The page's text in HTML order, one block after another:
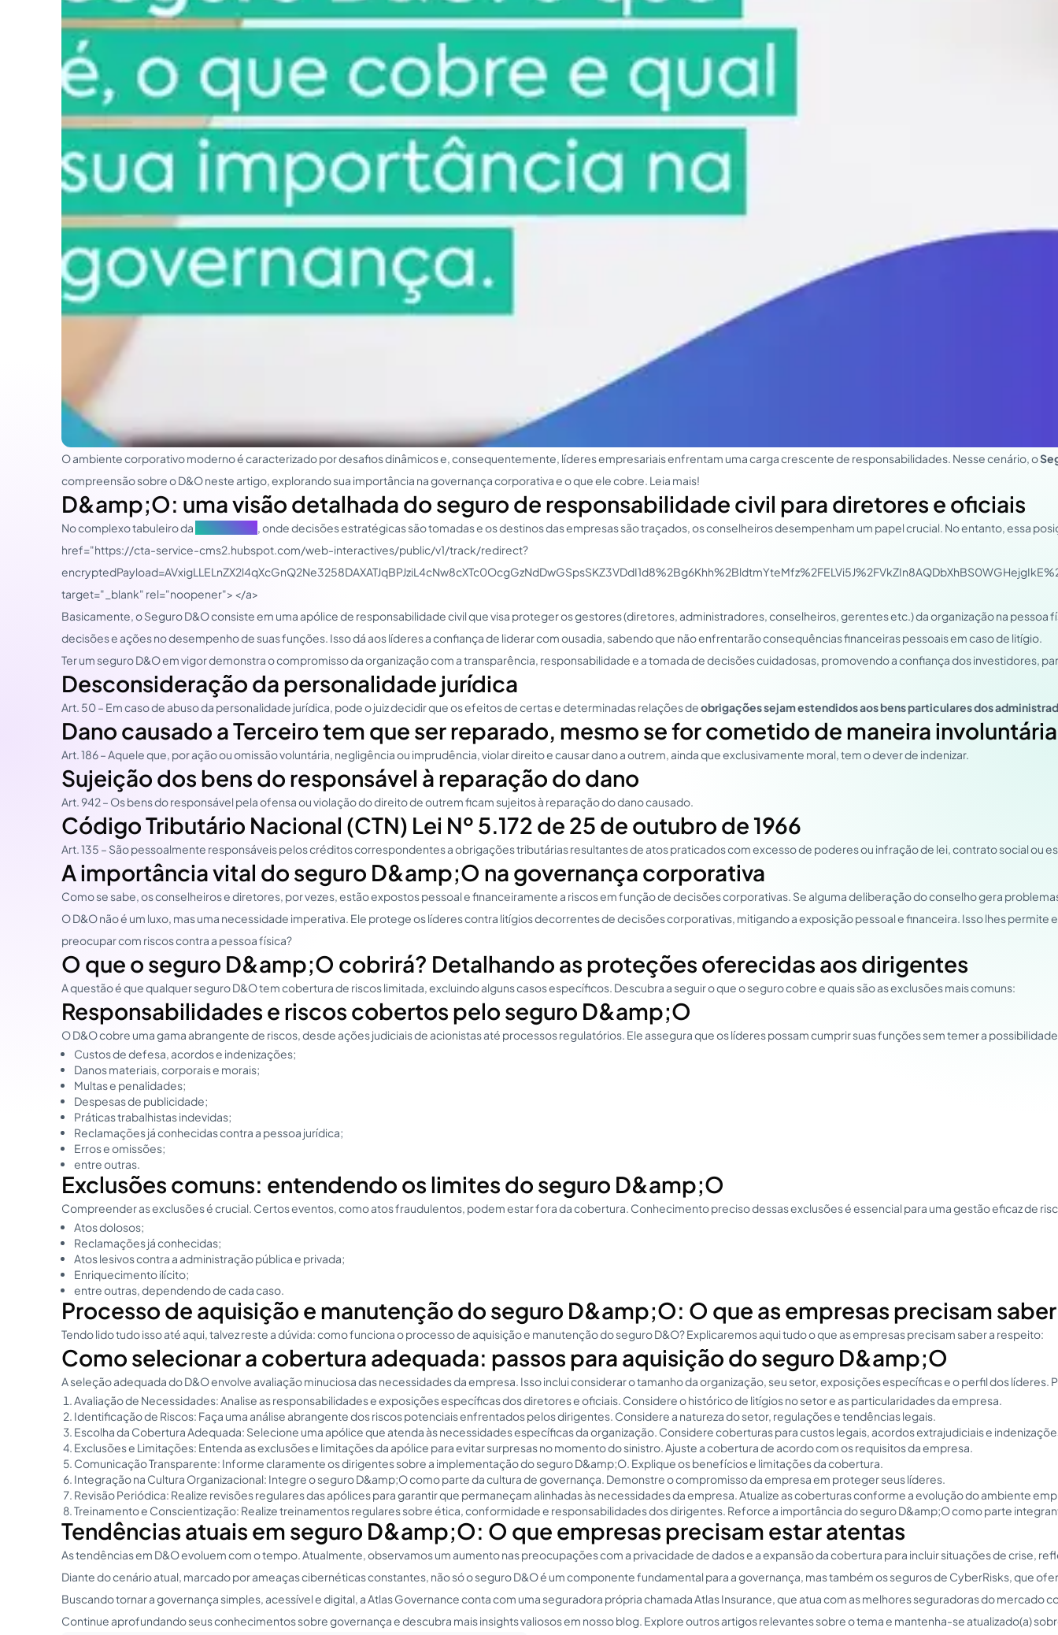
O ambiente corporativo moderno é caracterizado por desafios dinâmicos e, consequentemente, líderes empresariais enfrentam uma carga crescente de responsabilidades. Nesse cenário, o
compreensão sobre o D&O neste artigo, explorando sua importância na governança corporativa e o que ele cobre. Leia mais!
D&amp;O: uma visão detalhada do seguro de responsabilidade civil para diretores e oficiais
No complexo tabuleiro da
, onde decisões estratégicas são tomadas e os destinos das empresas são traçados, os conselheiros desempenham um papel crucial. No entanto, essa
href="https://cta-service-cms2.hubspot.com/web-interactives/public/v1/track/redirect?
target="_blank" rel="noopener"> </a>
Basicamente, o Seguro D&O consiste em uma apólice de responsabilidade civil que visa proteger os gestores (diretores, administradores, conselheiros, gerentes etc.) da organização na
decisões e ações no desempenho de suas funções. Isso dá aos líderes a confiança de liderar com ousadia, sabendo que não enfrentarão consequências financeiras pessoais em caso de litígio.
Ter um seguro D&O em vigor demonstra o compromisso da organização com a transparência, responsabilidade e a tomada de decisões cuidadosas, promovendo a confiança dos investidores,
Desconsideração da personalidade jurídica
Art. 50 – Em caso de abuso da personalidade jurídica, pode o juiz decidir que os efeitos de certas e determinadas relações deobrigações sejam estendidos aos bens particulares dos
Dano causado a Terceiro tem que ser reparado, mesmo se for cometido de maneira involuntária
Art. 186 – Aquele que, por ação ou omissão voluntária, negligência ou imprudência, violar direito e causar dano a outrem, ainda que exclusivamente moral, tem o dever de indenizar.
Sujeição dos bens do responsável à reparação do dano
Art. 942 – Os bens do responsável pela ofensa ou violação do direito de outrem ficam sujeitos à reparação do dano causado.
Código Tributário Nacional (CTN) Lei Nº 5.172 de 25 de outubro de 1966
Art. 135 – São pessoalmente responsáveis pelos créditos correspondentes a obrigações tributárias resultantes de atos praticados com excesso de poderes ou infração de lei, contrato social ou
A importância vital do seguro D&amp;O na governança corporativa
Como se sabe, os conselheiros e diretores, por vezes, estão expostos pessoal e financeiramente a riscos em função de decisões corporativas. Se alguma deliberação do conselho gera
O D&O não é um luxo, mas uma necessidade imperativa. Ele protege os líderes contra litígios decorrentes de decisões corporativas, mitigando a exposição pessoal e financeira. Isso lhes
preocupar com riscos contra a pessoa física?
O que o seguro D&amp;O cobrirá? Detalhando as proteções oferecidas aos dirigentes
A questão é que qualquer seguro D&O tem cobertura de riscos limitada, excluindo alguns casos específicos. Descubra a seguir o que o seguro cobre e quais são as exclusões mais comuns:
Responsabilidades e riscos cobertos pelo seguro D&amp;O
O D&O cobre uma gama abrangente de riscos, desde ações judiciais de acionistas até processos regulatórios. Ele assegura que os líderes possam cumprir suas funções sem temer a
Custos de defesa, acordos e indenizações;
Danos materiais, corporais e morais;
Multas e penalidades;
Despesas de publicidade;
Práticas trabalhistas indevidas;
Reclamações já conhecidas contra a pessoa jurídica;
Erros e omissões;
entre outras.
Exclusões comuns: entendendo os limites do seguro D&amp;O
Compreender as exclusões é crucial. Certos eventos, como atos fraudulentos, podem estar fora da cobertura. Conhecimento preciso dessas exclusões é essencial para uma gestão eficaz de
Atos dolosos;
Reclamações já conhecidas;
Atos lesivos contra a administração pública e privada;
Enriquecimento ilícito;
entre outras, dependendo de cada caso.
Processo de aquisição e manutenção do seguro D&amp;O: O que as empresas precisam saber
Tendo lido tudo isso até aqui, talvez reste a dúvida: como funciona o processo de aquisição e manutenção do seguro D&O? Explicaremos aqui tudo o que as empresas precisam saber a respeito:
Como selecionar a cobertura adequada: passos para aquisição do seguro D&amp;O
A seleção adequada do D&O envolve avaliação minuciosa das necessidades da empresa. Isso inclui considerar o tamanho da organização, seu setor, exposições específicas e o perfil dos líderes.
Avaliação de Necessidades: Analise as responsabilidades e exposições específicas dos diretores e oficiais. Considere o histórico de litígios no setor e as particularidades da empresa.
Identificação de Riscos: Faça uma análise abrangente dos riscos potenciais enfrentados pelos dirigentes. Considere a natureza do setor, regulações e tendências legais.
Escolha da Cobertura Adequada: Selecione uma apólice que atenda às necessidades específicas da organização. Considere coberturas para custos legais, acordos extrajudiciais e
Exclusões e Limitações: Entenda as exclusões e limitações da apólice para evitar surpresas no momento do sinistro. Ajuste a cobertura de acordo com os requisitos da empresa.
Comunicação Transparente: Informe claramente os dirigentes sobre a implementação do seguro D&amp;O. Explique os benefícios e limitações da cobertura.
Integração na Cultura Organizacional: Integre o seguro D&amp;O como parte da cultura de governança. Demonstre o compromisso da empresa em proteger seus líderes.
Revisão Periódica: Realize revisões regulares das apólices para garantir que permaneçam alinhadas às necessidades da empresa. Atualize as coberturas conforme a evolução do ambiente
Treinamento e Conscientização: Realize treinamentos regulares sobre ética, conformidade e responsabilidades dos dirigentes. Reforce a importância do seguro D&amp;O como parte
Tendências atuais em seguro D&amp;O: O que empresas precisam estar atentas
As tendências em D&O evoluem com o tempo. Atualmente, observamos um aumento nas preocupações com a privacidade de dados e a expansão da cobertura para incluir situações de crise,
Diante do cenário atual, marcado por ameaças cibernéticas constantes, não só o seguro D&O é um componente fundamental para a governança, mas também os seguros de CyberRisks,
Buscando tornar a governança simples, acessível e digital, a Atlas Governance conta com uma seguradora própria chamada Atlas Insurance, que atua com as melhores seguradoras do
Continue aprofundando seus conhecimentos sobre governança e descubra mais insights valiosos em nosso blog. Explore outros artigos relevantes sobre o tema e mantenha-se atualizado(a)